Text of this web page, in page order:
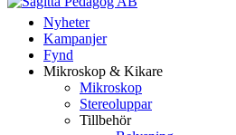
Nyheter
Kampanjer
Fynd
Mikroskop & Kikare
Mikroskop
Stereoluppar
Tillbehör